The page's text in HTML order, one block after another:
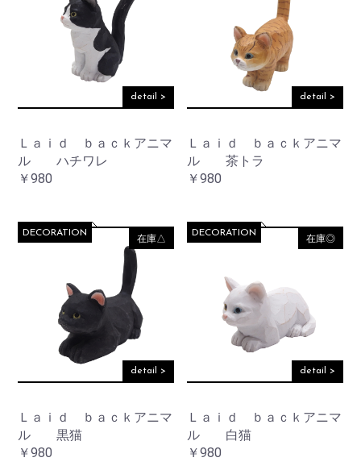
detail >
Ｌａｉｄ ｂａｃｋアニマ
ル ハチワレ
￥980
detail >
Ｌａｉｄ ｂａｃｋアニマ
ル 茶トラ
￥980
在庫△
detail >
Ｌａｉｄ ｂａｃｋアニマ
ル 黒猫
DECORATION
￥980
在庫◎
detail >
Ｌａｉｄ ｂａｃｋアニマ
ル 白猫
DECORATION
￥980